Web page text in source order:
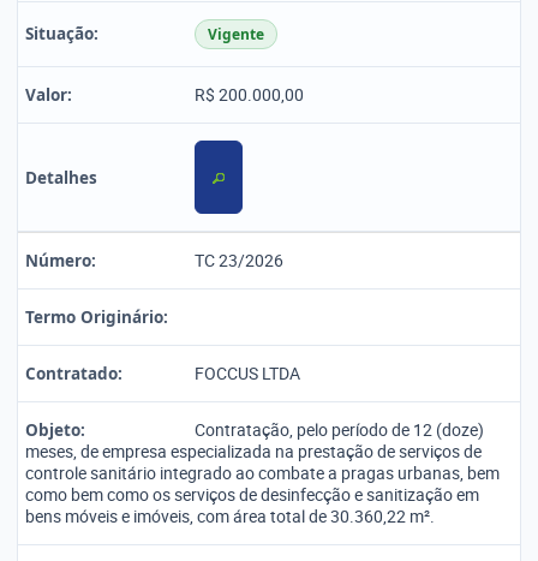
Situação: Vigente
Valor: R$ 200.000,00
Detalhes
Número: TC 23/2026
Termo Originário:
Contratado: FOCCUS LTDA
Objeto:
Contratação, pelo período de 12 (doze)
meses, de empresa especializada na prestação de serviços de
controle sanitário integrado ao combate a pragas urbanas, bem
como bem como os serviços de desinfecção e sanitização em
bens móveis e imóveis, com área total de 30.360,22 m².